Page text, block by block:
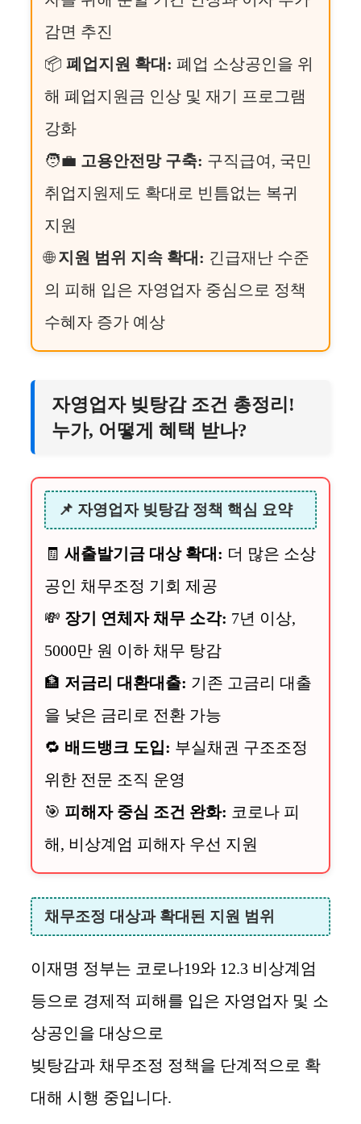
감면 추진
📦 폐업지원 확대: 폐업 소상공인을 위
해 폐업지원금 인상 및 재기 프로그램
강화
🧑‍💼 고용안전망 구축: 구직급여, 국민
취업지원제도 확대로 빈틈없는 복귀
지원
🌐지원 범위 지속 확대: 긴급재난 수준
의 피해 입은 자영업자 중심으로 정책
수혜자 증가 예상
자영업자 빚탕감 조건 총정리!
누가, 어떻게 혜택 받나?
📌 자영업자 빚탕감 정책 핵심 요약
🧾 새출발기금 대상 확대: 더 많은 소상
공인 채무조정 기회 제공
💸 장기 연체자 채무 소각: 7년 이상,
5000만 원 이하 채무 탕감
🏦 저금리 대환대출: 기존 고금리 대출
을 낮은 금리로 전환 가능
🔁 배드뱅크 도입: 부실채권 구조조정
위한 전문 조직 운영
🎯 피해자 중심 조건 완화: 코로나 피
해, 비상계엄 피해자 우선 지원
채무조정 대상과 확대된 지원 범위
이재명 정부는 코로나19와 12.3 비상계엄
등으로 경제적 피해를 입은 자영업자 및 소
상공인을 대상으로
빚탕감과 채무조정 정책을 단계적으로 확
대해 시행 중입니다.